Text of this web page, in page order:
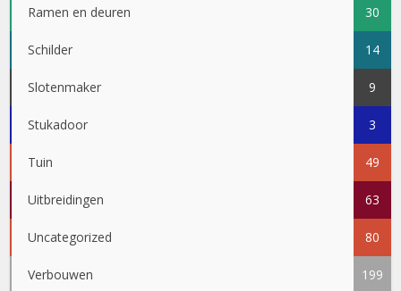
Ramen en deuren 30
Schilder 14
Slotenmaker 9
Stukadoor 3
Tuin 49
Uitbreidingen 63
Uncategorized 80
Verbouwen 199